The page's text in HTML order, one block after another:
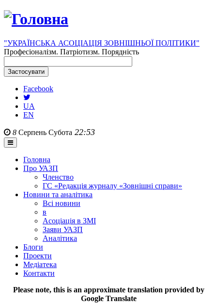
"УКРАЇНСЬКА АСОЦІАЦІЯ ЗОВНІШНЬОЇ ПОЛІТИКИ"
Професіоналізм. Патріотизм. Порядність
Facebook
UA
EN
8 Серпень Субота 22:53
Головна
Про УАЗП
Членство
ГС «Редакція журналу «Зовнішні справи»
Новини та аналітика
Всі новини
в
Асоціація в ЗМІ
Заяви УАЗП
Аналітика
Блоги
Проекти
Медіатека
Контакти
Please note, this is an approximate translation provided by
Google Translate